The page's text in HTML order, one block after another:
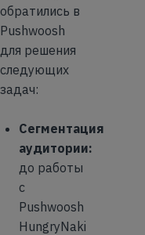
обратились в
Pushwoosh
для решения
следующих
задач:
Сегментация
аудитории:
до работы
с
Pushwoosh
HungryNaki